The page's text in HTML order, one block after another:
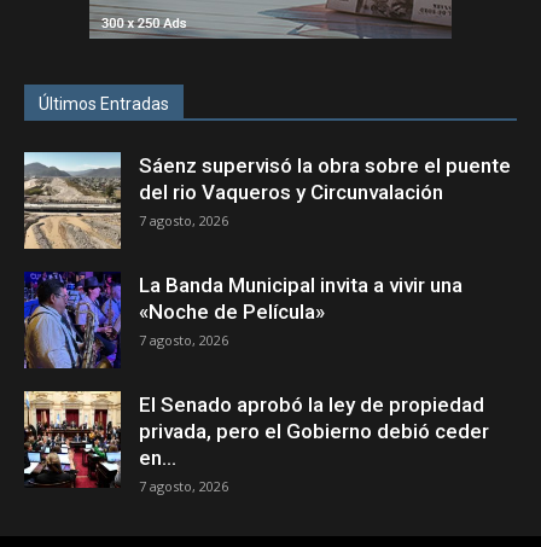
Últimos Entradas
Sáenz supervisó la obra sobre el puente
del rio Vaqueros y Circunvalación
7 agosto, 2026
La Banda Municipal invita a vivir una
«Noche de Película»
7 agosto, 2026
El Senado aprobó la ley de propiedad
privada, pero el Gobierno debió ceder
en...
7 agosto, 2026